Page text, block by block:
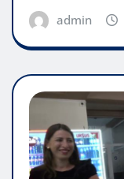
admin